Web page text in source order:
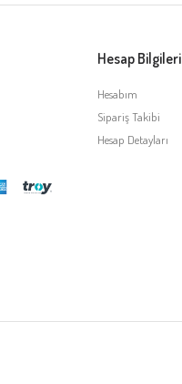
Hesap Bilgileri
Hesabım
Sipariş Takibi
Hesap Detayları